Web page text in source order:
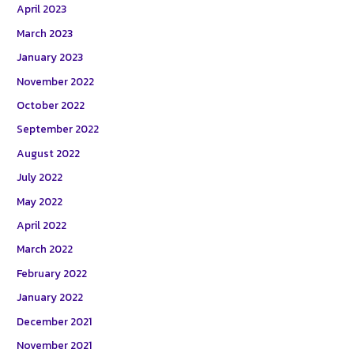
April 2023
March 2023
January 2023
November 2022
October 2022
September 2022
August 2022
July 2022
May 2022
April 2022
March 2022
February 2022
January 2022
December 2021
November 2021